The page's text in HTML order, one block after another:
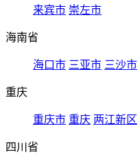
来宾市 崇左市
海南省
海口市 三亚市 三沙市
重庆
重庆市 重庆 两江新区
四川省